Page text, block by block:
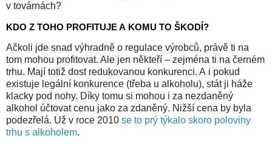
v továrnách?
KDO Z TOHO PROFITUJE A KOMU TO ŠKODÍ?
Ačkoli jde snad výhradně o regulace výrobců, právě ti na
tom mohou profitovat. Ale jen někteří – zejména ti na černém
trhu. Mají totiž dost redukovanou konkurenci. A i pokud
existuje legální konkurence (třeba u alkoholu), stát ji háže
klacky pod nohy. Díky tomu si mohou i za nezdaněný
alkohol účtovat cenu jako za zdaněný. Nižší cena by byla
podezřelá. Už v roce 2010 se to prý týkalo skoro poloviny
trhu s alkoholem.